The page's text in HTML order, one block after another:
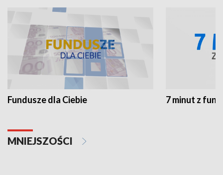
Fundusze dla Ciebie 7 minut z
MNIEJSZOŚCI